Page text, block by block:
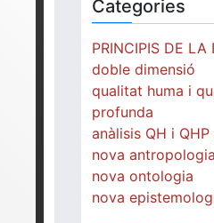
Categories
PRINCIPIS DE LA
doble dimensió
qualitat huma i
profunda
anàlisis QH i
nova antropologia
nova ontologia
nova